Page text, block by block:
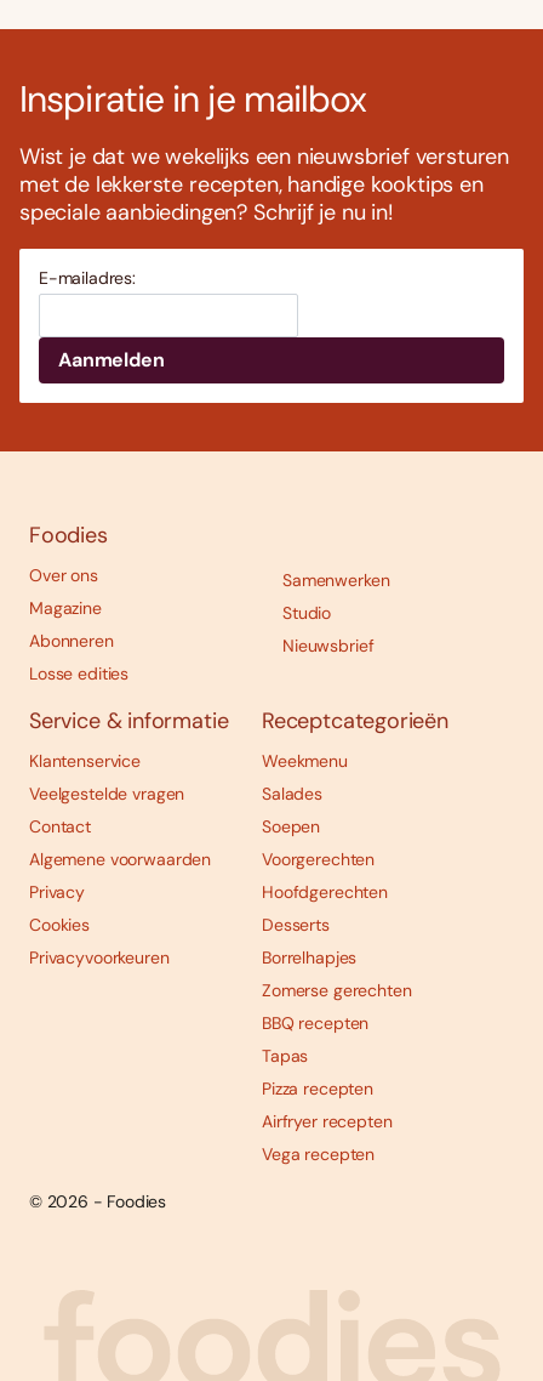
Abonneren
Bestellen
Inspiratie in je mailbox
Wist je dat we wekelijks een nieuwsbrief versturen
met de lekkerste recepten, handige kooktips en
speciale aanbiedingen? Schrijf je nu in!
E-mailadres:
Foodies
Over ons
Magazine
Abonneren
Losse edities
Samenwerken
Studio
Nieuwsbrief
Service & informatie
Klantenservice
Veelgestelde vragen
Contact
Algemene voorwaarden
Privacy
Cookies
Privacyvoorkeuren
Receptcategorieën
Weekmenu
Salades
Soepen
Voorgerechten
Hoofdgerechten
Desserts
Borrelhapjes
Zomerse gerechten
BBQ recepten
Tapas
Pizza recepten
Airfryer recepten
Vega recepten
© 2026 - Foodies